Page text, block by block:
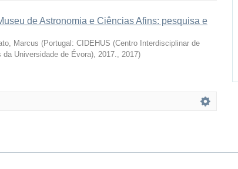
de Astronomia e Ciências Afins: pesquisa e
Marcus (Portugal: CIDEHUS (Centro Interdisciplinar de
Universidade de Évora), 2017., 2017)